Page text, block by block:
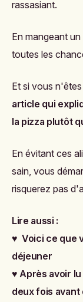
rassasiant.
En mangeant
toutes les
Et si vous
article qui
la pizza plutôt
En évitant ces
sain, vous
risquerez pas
Lire aussi :
♥ Voici ce que
déjeuner
♥ Après avoir
deux fois